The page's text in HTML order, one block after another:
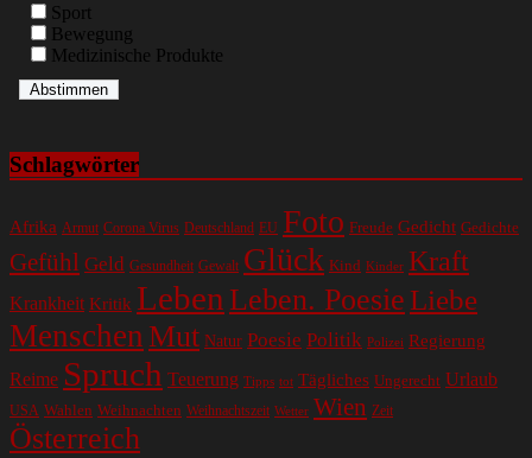
Sport
Bewegung
Medizinische Produkte
Schlagwörter
Afrika Armut Corona Virus Deutschland EU Foto Freude Gedicht Gedichte
Gefühl Geld Gesundheit Gewalt Glück Kind Kinder Kraft
Krankheit Kritik Leben Leben. Poesie Liebe
Menschen Mut Natur Poesie Politik Polizei Regierung
Reime Spruch Teuerung Tipps tot Tägliches Ungerecht Urlaub
USA Wahlen Weihnachten Weihnachtszeit Wetter Wien Zeit
Österreich